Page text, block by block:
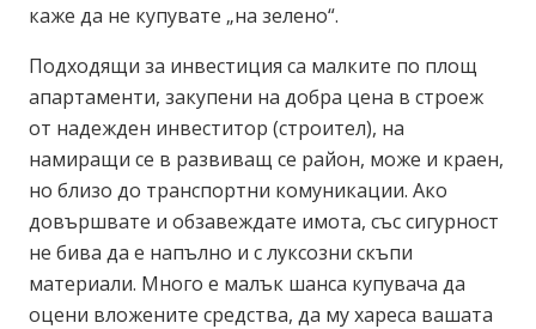
каже да не купувате „на зелено“.
Подходящи за инвестиция са малките по площ
апартаменти, закупени на добра цена в строеж
от надежден инвеститор (строител), на
намиращи се в развиващ се район, може и краен,
но близо до транспортни комуникации. Ако
довършвате и обзавеждате имота, със сигурност
не бива да е напълно и с луксозни скъпи
материали. Много е малък шанса купувача да
оцени вложените средства, да му хареса вашата